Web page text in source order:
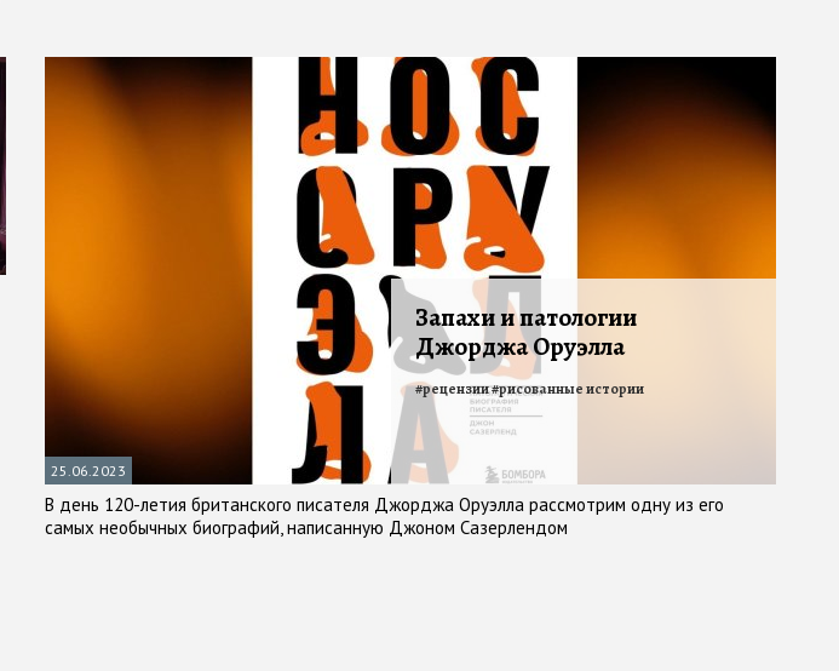
25.06.2023
Запахи и патологии
Джорджа Оруэлла
В день 120-летия британского писателя Джорджа Оруэлла рассмотрим одну из его
самых необычных биографий, написанную Джоном Сазерлендом
#рецензии#рисованные истории